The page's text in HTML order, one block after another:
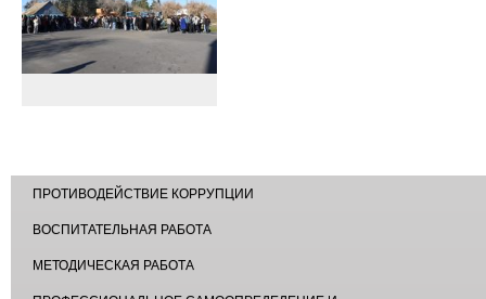
ПРОТИВОДЕЙСТВИЕ КОРРУПЦИИ
ВОСПИТАТЕЛЬНАЯ РАБОТА
МЕТОДИЧЕСКАЯ РАБОТА